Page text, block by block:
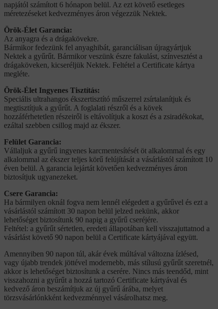
napjától számított 6 hónapon belül. Az ezt követő esetleges
méretezéseket kedvezményes áron végezzük Nektek.
Örök-Élet Garancia:
Az anyagra és a drágakövekre.
Bármikor fedezünk fel anyaghibát, garanciálisan újragyártjuk
Nektek a gyűrűt. Bármikor veszünk észre fakulást, színvesztést a
drágaköveken, kicseréljük Nektek. Feltétel a Certificate kártya
megléte.
Örök-Élet Ingyenes Tisztítás:
Speciális ultrahangos ékszertisztító műszerrel zsírtalanítjuk és
megtisztítjuk a gyűrűt. A foglalati részről és a kövek
hozzáférhetetlen részeiről is eltávolítjuk a koszt és a zsiradékokat,
ezáltal szebben csillog majd az ékszer.
Felület Garancia:
Vállaljuk a gyűrű ingyenes karcmentesítését öt alkalommal és egy
alkalommal az ékszer teljes körű felújítását a vásárlástól számított 10
éven belül. A garancia lejártát követően kedvezményes áron
biztosítjuk ugyanezeket.
Csere Garancia:
Ha bármilyen oknál fogva nem lennél elégedett a gyűrűvel és ezt a
vásárlástól számított 30 napon belül jelzed nekünk, akkor
lehetőséget biztosítunk 90 napig a gyűrű cseréjére.
Feltétel: a gyűrűt sértetlen, eredeti állapotában kell visszajuttatnod a
vásárlást követő 90 napon belül a Certificate kártyájával együtt.
Amennyiben 90 napon túl, akár évek múltával változna ízlésed,
vagy újabb trendek jöttével modernebb, más stílusú gyűrűt szeretnél,
akkor is lehetőséget biztosítunk a cserére. Nincs más teendőd, mint
visszahozni a gyűrűt a hozzá tartozó Certificate kártyával és
kedvező áron beszámítjuk az új gyűrű árába, melyet
törzsvásárlónkként kedvezménnyel vásárolhatsz meg.